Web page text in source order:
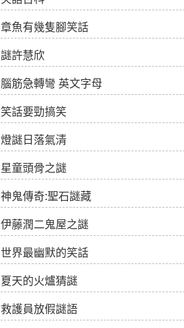
章魚有幾隻腳笑話
謎許慧欣
腦筋急轉彎 英文字母
笑話要勁搞笑
燈謎日落氣清
星童頭骨之謎
神鬼傳奇:聖石謎藏
伊藤潤二鬼屋之謎
世界最幽默的笑話
夏天的火爐猜謎
救護員放假謎語